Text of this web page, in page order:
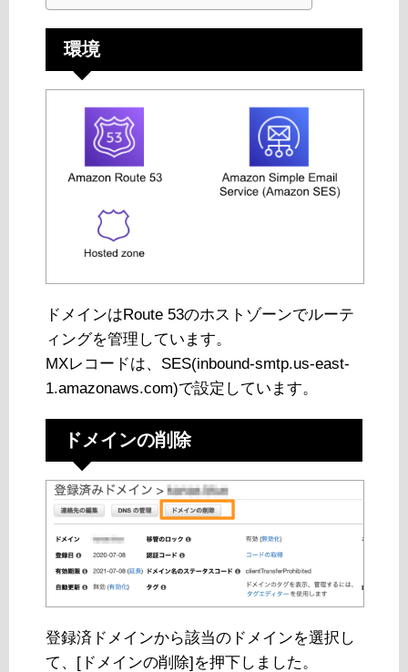
環境
ドメインはRoute 53のホストゾーンでルーテ
ィングを管理しています。
MXレコードは、SES(inbound-smtp.us-east-
1.amazonaws.com)で設定しています。
ドメインの削除
登録済ドメインから該当のドメインを選択し
て、[ドメインの削除]を押下しました。